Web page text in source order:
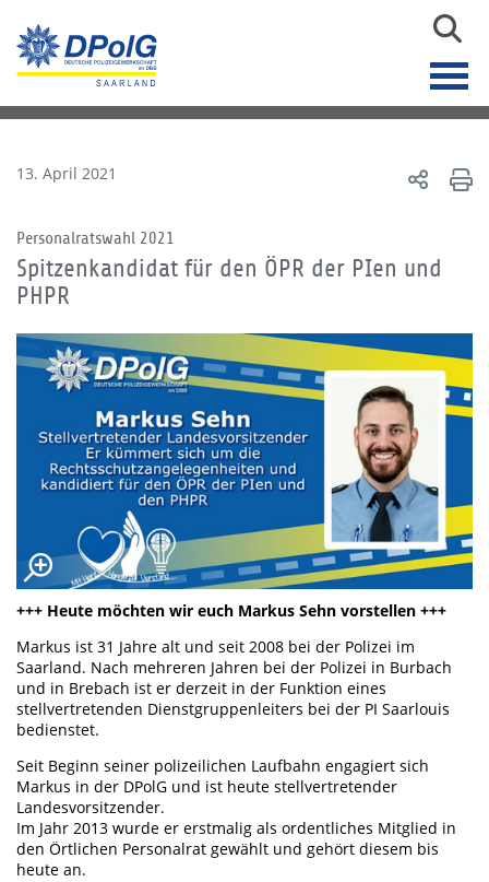
13. April 2021
Personalratswahl 2021
Spitzenkandidat für den ÖPR der PIen und
PHPR
+++ Heute möchten wir euch Markus Sehn vorstellen +++
Markus ist 31 Jahre alt und seit 2008 bei der Polizei im
Saarland. Nach mehreren Jahren bei der Polizei in Burbach
und in Brebach ist er derzeit in der Funktion eines
stellvertretenden Dienstgruppenleiters bei der PI Saarlouis
bedienstet.
Seit Beginn seiner polizeilichen Laufbahn engagiert sich
Markus in der DPolG und ist heute stellvertretender
Landesvorsitzender.
Im Jahr 2013 wurde er erstmalig als ordentliches Mitglied in
den Örtlichen Personalrat gewählt und gehört diesem bis
heute an.